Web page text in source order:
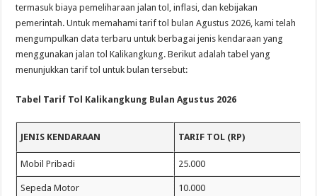
termasuk biaya pemeliharaan jalan tol, inflasi, dan kebijakan
pemerintah. Untuk memahami tarif tol bulan Agustus 2026, kami telah
mengumpulkan data terbaru untuk berbagai jenis kendaraan yang
menggunakan jalan tol Kalikangkung. Berikut adalah tabel yang
menunjukkan tarif tol untuk bulan tersebut:
Tabel Tarif Tol Kalikangkung Bulan Agustus 2026
JENIS KENDARAAN TARIF TOL (RP)
Mobil Pribadi 25.000
Sepeda Motor 10.000